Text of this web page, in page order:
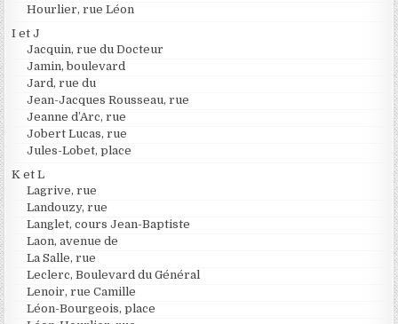
Hourlier, rue Léon
I et J
Jacquin, rue du Docteur
Jamin, boulevard
Jard, rue du
Jean-Jacques Rousseau, rue
Jeanne d’Arc, rue
Jobert Lucas, rue
Jules-Lobet, place
K et L
Lagrive, rue
Landouzy, rue
Langlet, cours Jean-Baptiste
Laon, avenue de
La Salle, rue
Leclerc, Boulevard du Général
Lenoir, rue Camille
Léon-Bourgeois, place